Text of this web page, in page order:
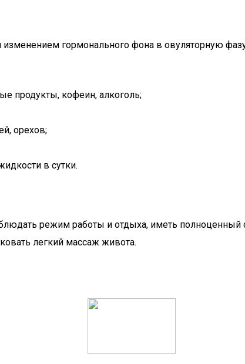
гормонального фона в овуляторную
продукты, кофеин, алкоголь;
орехов;
в сутки.
режим работы и отдыха, иметь
легкий массаж живота.